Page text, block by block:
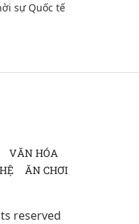
sự Quốc tế
VĂN HÓA
ĂN CHƠI
reserved